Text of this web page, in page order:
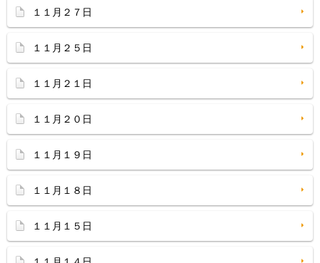
１１月２７日
１１月２５日
１１月２１日
１１月２０日
１１月１９日
１１月１８日
１１月１５日